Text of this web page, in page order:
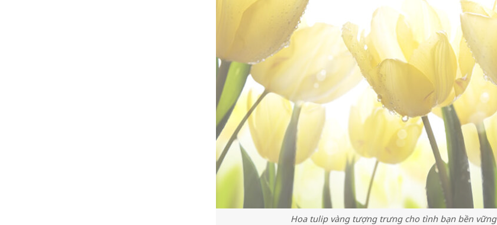
Hoa tulip vàng tượng trưng cho tình bạn bền vững